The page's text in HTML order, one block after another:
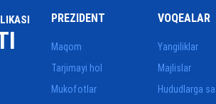
PREZIDENT
Maqom
Tarjimayi hol
Mukofotlar
VOQEALAR
Yangiliklar
Majlislar
Hududlarga